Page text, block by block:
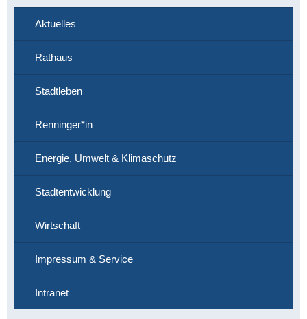
Aktuelles
Rathaus
Stadtleben
Renninger*in
Energie, Umwelt & Klimaschutz
Stadtentwicklung
Wirtschaft
Impressum & Service
Intranet